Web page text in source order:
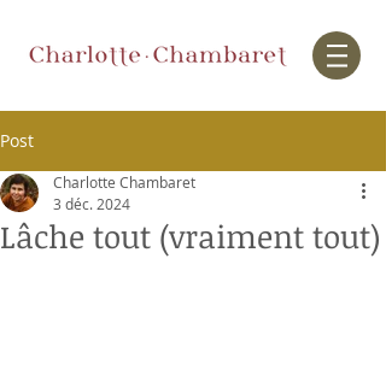
Post
Lâche tout (vraiment tout)
Charlotte Chambaret
3 déc. 2024